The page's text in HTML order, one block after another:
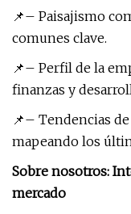
📌– Paisajismo
comunes clave.
📌– Perfil de la
finanzas y
📌– Tendencias
mapeando los
Sobre nosotros:
mercado